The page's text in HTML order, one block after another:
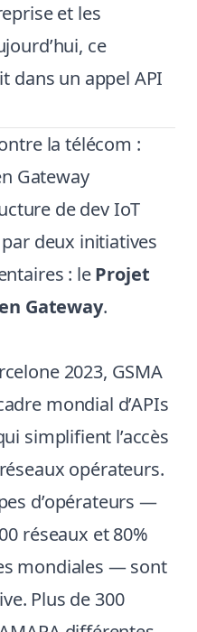
et les
ce
dans un appel API
la télécom :
Gateway
de dev IoT
deux initiatives
: leProjet
Gateway.
2023, GSMA
mondial d’APIs
simplifient l’accès
opérateurs.
d’opérateurs —
réseaux et 80%
mondiales — sont
Plus de 300